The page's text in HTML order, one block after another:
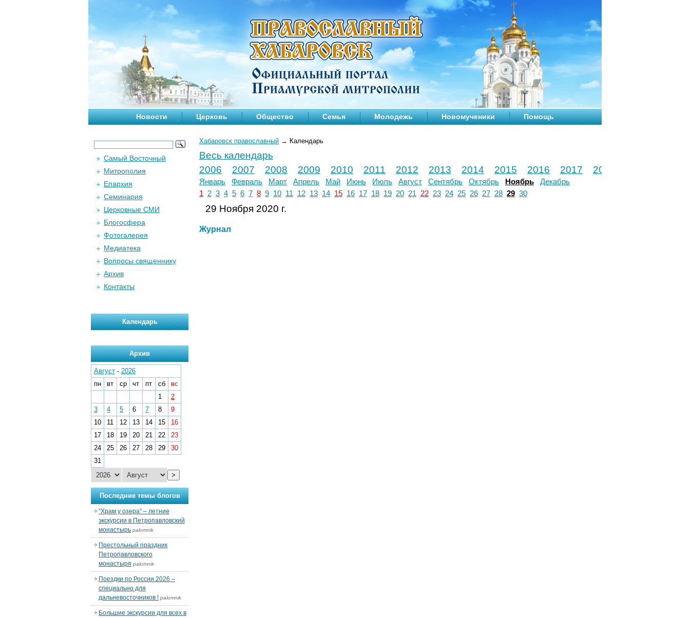
Новости Церковь Общество Семья Молодежь Новомученики Помощь
Хабаровск православный → Календарь
Весь календарь
2006
2007 2008 2009 2010 2011 2012 2013 2014 2015 2016 2017 2018
Январь Февраль Март Апрель Май Июнь Июль Август Сентябрь Октябрь Ноябрь
Декабрь
1
2 3 4 5 6 7 8 9 10 11 12 13 14 15 16 17 18 19 20 21 22 23 24 25 26 27 28 29 30
29 Ноября 2020 г.
Журнал
Самый Восточный
Митрополия
Епархия
Семинария
Церковные СМИ
Блогосфера
Фотогалерея
Медиатека
Вопросы священнику
Архив
Контакты
Календарь
Архив
Август - 2026
пн
вт ср чт пт сб
вс
1
2
3
4 5 6 7 8
9
10
11 12 13 14 15
16
17
18 19 20 21 22
23
24
25 26 27 28 29
30
31
>
Последние темы блогов
“Храм у озера” – летние
экскурсии в Петропавловский
монастырь palomnik
Престольный праздник
Петропавловского
монастыря palomnik
Поездки по России 2026 –
специально для
дальневосточников ! palomnik
Большие экскурсии для всех в